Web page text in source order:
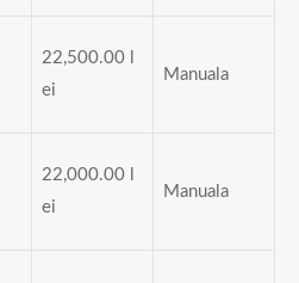
22,500.00
ei
Manuala
22,000.00
ei
Manuala